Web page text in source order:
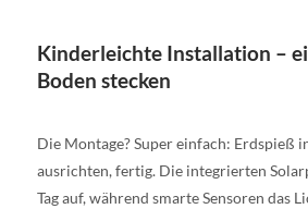
Kinderleichte Installation –
Boden stecken
Die Montage? Super einfach: Erdspieß
ausrichten, fertig. Die integrierten
Tag auf, während smarte Sensoren das